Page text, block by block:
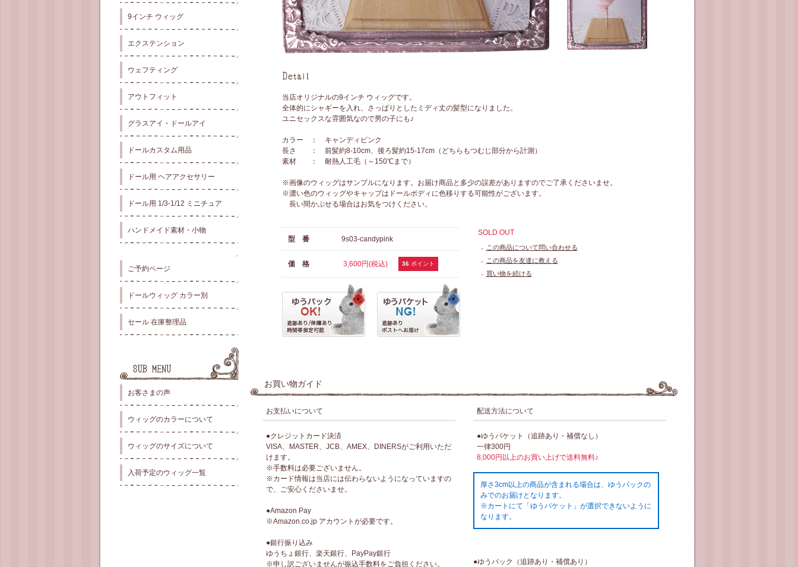
9インチ ウィッグ
エクステンション
ウェフティング
アウトフィット
グラスアイ・ドールアイ
ドールカスタム用品
ドール用 ヘアアクセサリー
ドール用 1/3-1/12 ミニチュア
ハンドメイド素材・小物
ご予約ページ
ドールウィッグ カラー別
セール 在庫整理品
お客さまの声
ウィッグのカラーについて
ウィッグのサイズについて
入荷予定のウィッグ一覧
当店オリジナルの9インチ ウィッグです。
全体的にシャギーを入れ、さっぱりとしたミディ丈の髪型になりました。
ユニセックスな雰囲気なので男の子にも♪
カラー ： キャンディピンク
長さ ： 前髪約8-10cm、後ろ髪約15-17cm（どちらもつむじ部分から計測）
素材 ： 耐熱人工毛（～150℃まで）
※画像のウィッグはサンプルになります。お届け商品と多少の誤差がありますのでご了承くださいませ。
※濃い色のウィッグやキャップはドールボディに色移りする可能性がございます。
長い間かぶせる場合はお気をつけください。
型 番 9s03-candypink
価 格 3,600円(税込) 36ポイント
SOLD OUT
● この商品について問い合わせる
● この商品を友達に教える
● 買い物を続ける
お買い物ガイド
お支払いについて
●クレジットカード決済
VISA、MASTER、JCB、AMEX、DINERSがご利用いただ
けます。
※手数料は必要ございません。
※カード情報は当店には伝わらないようになっていますの
で、ご安心くださいませ。
●Amazon Pay
※Amazon.co.jp アカウントが必要です。
●銀行振り込み
ゆうちょ銀行、楽天銀行、PayPay銀行
※申し訳ございませんが振込手数料をご負担ください。
配送方法について
●ゆうパケット（追跡あり・補償なし）
一律300円
8,000円以上のお買い上げで送料無料♪
厚さ3cm以上の商品が含まれる場合は、ゆうパックの
みでのお届けとなります。
※カートにて「ゆうパケット」が選択できないように
なります。
●ゆうパック（追跡あり・補償あり）